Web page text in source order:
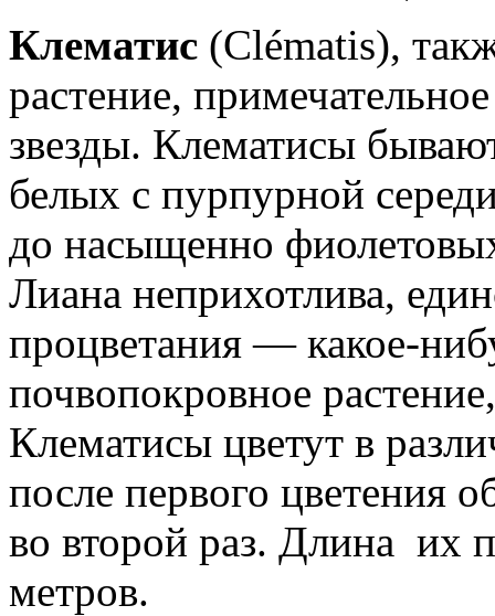
Клематис (Clématis),
растение,
звезды. Клематисы
белых с пурпурной
до насыщенно
Лиана неприхотлива,
процветания — какое-
почвопокровное
Клематисы цветут в
после первого цветения
во второй раз. Длина их
метров.